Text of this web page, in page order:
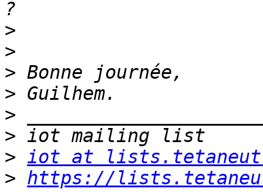
>
>
>
>
>
>
> iot at
> https://